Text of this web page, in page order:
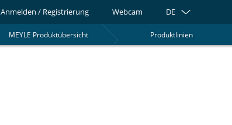
Anmelden / Registrierung Webcam DE
Produktlinien
MEYLE Produktübersicht